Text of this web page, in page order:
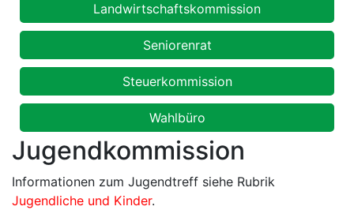
Landwirtschaftskommission
Seniorenrat
Steuerkommission
Wahlbüro
Jugendkommission
Informationen zum Jugendtreff siehe Rubrik
Jugendliche und Kinder.